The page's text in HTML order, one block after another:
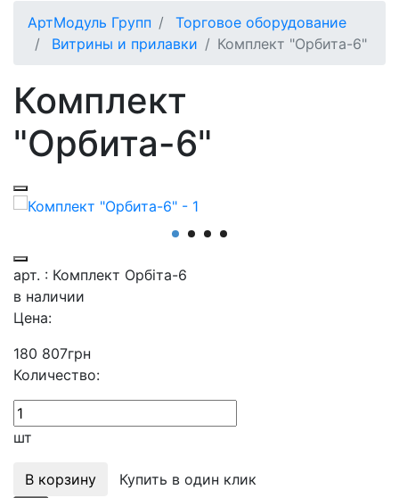
АртМодуль Групп
Торговое оборудование
Витрины и прилавки
Комплект "Орбита-6"
Комплект
"Орбита-6"
арт. : Комплект Орбіта-6
в наличии
Цена:
180 807грн
Количество:
шт
В корзину
Купить в один клик